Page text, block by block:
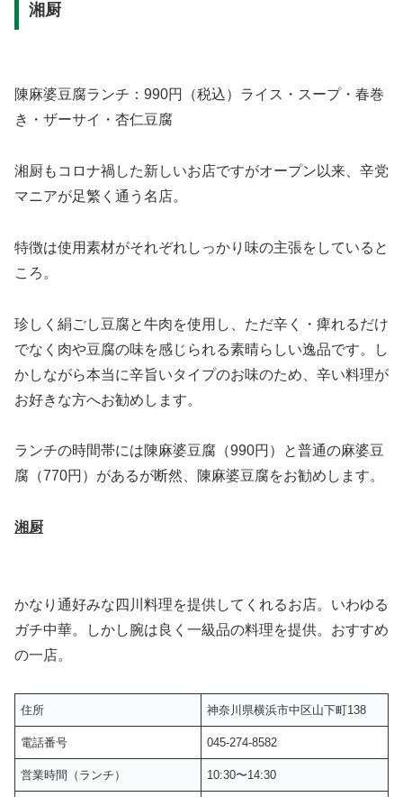
湘厨
陳麻婆豆腐ランチ：990円（税込）ライス・スープ・春巻
き・ザーサイ・杏仁豆腐
湘厨もコロナ禍した新しいお店ですがオープン以来、辛党
マニアが足繁く通う名店。
特徴は使用素材がそれぞれしっかり味の主張をしていると
ころ。
珍しく絹ごし豆腐と牛肉を使用し、ただ辛く・痺れるだけ
でなく肉や豆腐の味を感じられる素晴らしい逸品です。し
かしながら本当に辛旨いタイプのお味のため、辛い料理が
お好きな方へお勧めします。
ランチの時間帯には陳麻婆豆腐（990円）と普通の麻婆豆
腐（770円）があるが断然、陳麻婆豆腐をお勧めします。
湘厨
かなり通好みな四川料理を提供してくれるお店。いわゆる
ガチ中華。しかし腕は良く一級品の料理を提供。おすすめ
の一店。
住所 神奈川県横浜市中区山下町138
電話番号 045-274-8582
営業時間（ランチ） 10:30〜14:30